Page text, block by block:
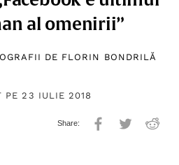
al omenirii”
DE FLORIN BONDRILĂ
PE 23 IULIE 2018